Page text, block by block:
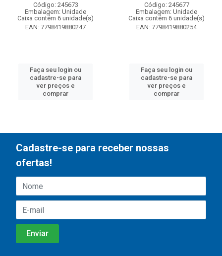
Código: 245673
Embalagem: Unidade
Caixa contém 6 unidade(s)
EAN: 7798419880247
Faça seu login ou
cadastre-se para
ver preços e
comprar
Código: 245677
Embalagem: Unidade
Caixa contém 6 unidade(s)
EAN: 7798419880254
Faça seu login ou
cadastre-se para
ver preços e
comprar
Cadastre-se para receber nossas
ofertas!